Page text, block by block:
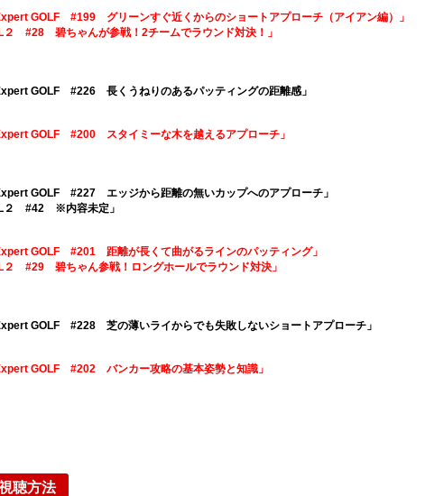
GOLF #199 グリーンすぐ近くからのショートアプローチ（アイアン編）」
#28 碧ちゃんが参戦！2チームでラウンド対決！」
GOLF #226 長くうねりのあるパッティングの距離感」
GOLF #200 スタイミーな木を越えるアプローチ」
GOLF #227 エッジから距離の無いカップへのアプローチ」
２ #42 ※内容未定」
GOLF #201 距離が長くて曲がるラインのパッティング」
#29 碧ちゃん参戦！ロングホールでラウンド対決」
GOLF #228 芝の薄いライからでも失敗しないショートアプローチ」
GOLF #202 バンカー攻略の基本姿勢と知識」
聴方法